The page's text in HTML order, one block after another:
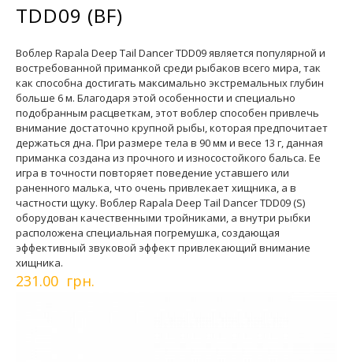
TDD09 (BF)
Воблер Rapala Deep Tail Dancer TDD09 является популярной и
востребованной приманкой среди рыбаков всего мира, так
как способна достигать максимально экстремальных глубин
больше 6 м. Благодаря этой особенности и специально
подобранным расцветкам, этот воблер способен привлечь
внимание достаточно крупной рыбы, которая предпочитает
держаться дна. При размере тела в 90 мм и весе 13 г, данная
приманка создана из прочного и износостойкого бальса. Ее
игра в точности повторяет поведение уставшего или
раненного малька, что очень привлекает хищника, а в
частности щуку. Воблер Rapala Deep Tail Dancer TDD09 (S)
оборудован качественными тройниками, а внутри рыбки
расположена специальная погремушка, создающая
эффективный звуковой эффект привлекающий внимание
хищника.
231.00 грн.